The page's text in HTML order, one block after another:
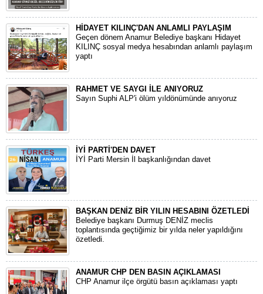
HİDAYET KILINÇ'DAN ANLAMLI PAYLAŞIM
Geçen dönem Anamur Belediye başkanı Hidayet
KILINÇ sosyal medya hesabından anlamlı paylaşım
yaptı
RAHMET VE SAYGI İLE ANIYORUZ
Sayın Suphi ALP'i ölüm yıldönümünde anıyoruz
İYİ PARTİ'DEN DAVET
İYİ Parti Mersin İl başkanlığından davet
BAŞKAN DENİZ BİR YILIN HESABINI ÖZETLEDİ
Belediye başkanı Durmuş DENİZ meclis
toplantısında geçtiğimiz bir yılda neler yapıldığını
özetledi.
ANAMUR CHP DEN BASIN AÇIKLAMASI
CHP Anamur ilçe örgütü basın açıklaması yaptı